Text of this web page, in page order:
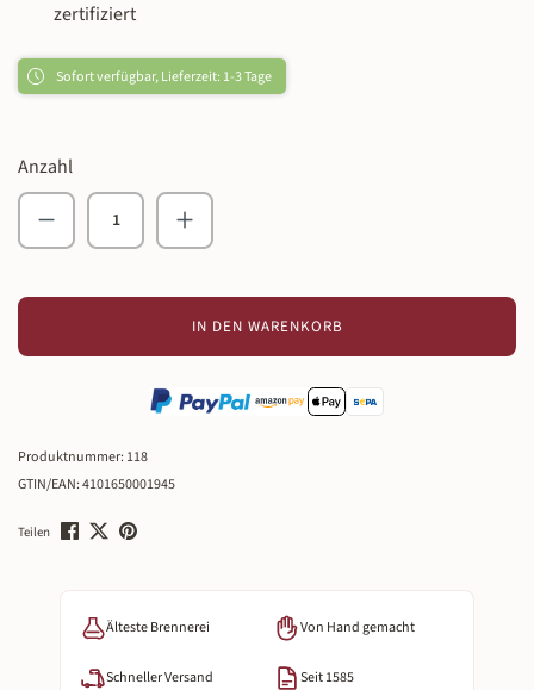
zertifiziert
Sofort verfügbar, Lieferzeit: 1-3 Tage
Anzahl
Produkt Anzahl: Gib den gewünschten Wert
IN DEN WARENKORB
Produktnummer: 118
GTIN/EAN:4101650001945
Teilen
Älteste Brennerei Von Hand gemacht
Schneller Versand Seit 1585